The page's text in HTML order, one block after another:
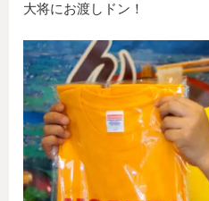
大将にお渡しドン！